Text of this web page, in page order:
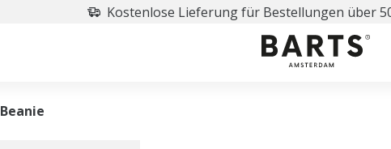
Kostenlose Lieferung für Bestellungen über